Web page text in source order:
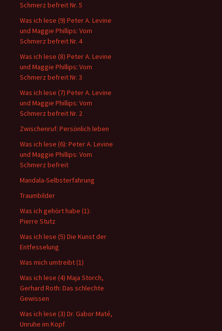
Schmerz befreit Nr. 5
Was ich lese (9) Peter A. Levine
und Maggie Phillips: Vom
Schmerz befreit Nr. 4
Was ich lese (8) Peter A. Levine
und Maggie Phillips: Vom
Schmerz befreit Nr. 3
Was ich lese (7) Peter A. Levine
und Maggie Phillips: Vom
Schmerz befreit Nr. 2
Zwischenruf: Persönlich leben
Was ich lese (6): Peter A. Levine
und Maggie Phillips: Vom
Schmerz befreit
Mandala-Selbsterfahrung
Traumbilder
Was ich gehört habe (1):
Pierre Stutz
Was ich lese (5) Die Kunst der
Entfesselung
Was mich umtreibt (1)
Was ich lese (4) Maja Storch,
Gerhard Roth: Das schlechte
Gewissen
Was ich lese (3) Dr. Gabor Maté,
Unruhe im Kopf